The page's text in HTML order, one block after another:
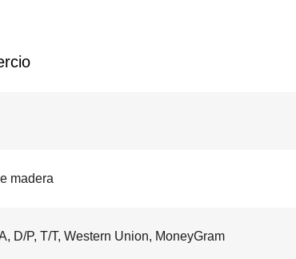
madera
D/P, T/T, Western Union, MoneyGram